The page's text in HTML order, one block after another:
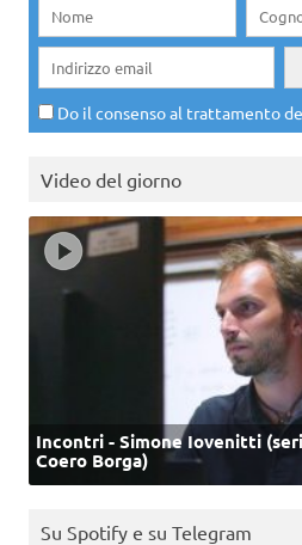
Do il consenso al trattamento
Video del giorno
Incontri - Simone Iovenitti
Coero Borga)
Su Spotify e su Telegram